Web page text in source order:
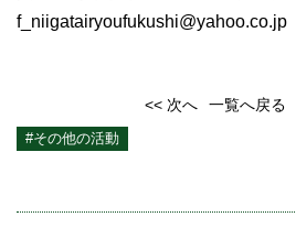
f_niigatairyoufukushi@yahoo.co.jp
<< 次へ 一覧へ戻る
#その他の活動